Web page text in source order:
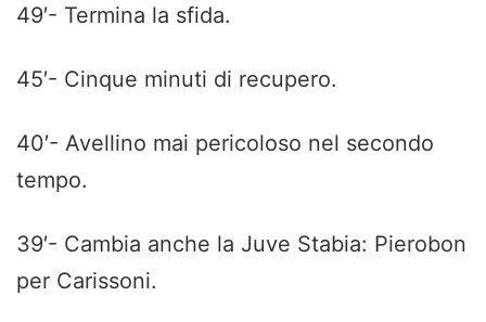
49′- Termina la sfida.
45′- Cinque minuti di recupero.
40′- Avellino mai pericoloso nel secondo
tempo.
39′- Cambia anche la Juve Stabia: Pierobon
per Carissoni.